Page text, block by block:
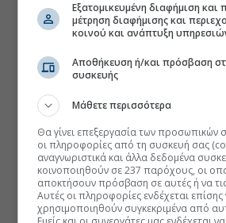
Εξατομικευμένη διαφήμιση και
μέτρηση διαφήμισης και
κοινού και ανάπτυξη
Αποθήκευση ή/και πρόσβαση
συσκευής
Μάθετε περισσότερα
Θα γίνει επεξεργασία των προσωπικών
οι πληροφορίες από τη συσκευή σας
αναγνωριστικά και άλλα δεδομένα
κοινοποιηθούν σε 237 παρόχους, οι
αποκτήσουν πρόσβαση σε αυτές ή να
Αυτές οι πληροφορίες ενδέχεται επίσης
χρησιμοποιηθούν συγκεκριμένα από